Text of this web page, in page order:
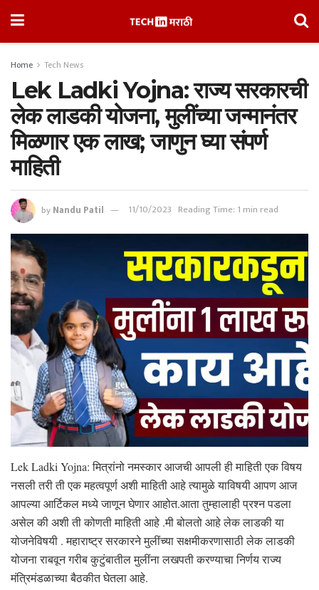
Home Tech News
Lek Ladki Yojna: राज्य सरकारची
लेक लाडकी योजना, मुलींच्या जन्मानंतर
मिळणार एक लाख; जाणुन घ्या संपर्ण
माहिती
byNandu Patil 11/10/2023 Reading Time: 1 min read
Lek Ladki Yojna: मित्रांनो नमस्कार आजची आपली ही माहिती एक विषय
नसली तरी ती एक महत्वपूर्ण अशी माहिती आहे त्यामुळे याविषयी आपण आज
आपल्या आर्टिकल मध्ये जाणून घेणार आहोत.आता तुम्हालाही प्रश्न पडला
असेल की अशी ती कोणती माहिती आहे .मी बोलतो आहे लेक लाडकी या
योजनेविषयी . महाराष्ट्र सरकारने मुलींच्या सक्षमीकरणासाठी लेक लाडकी
योजना राबवून गरीब कुटुंबातील मुलींना लखपती करण्याचा निर्णय राज्य
मंत्रिमंडळाच्या बैठकीत घेतला आहे.